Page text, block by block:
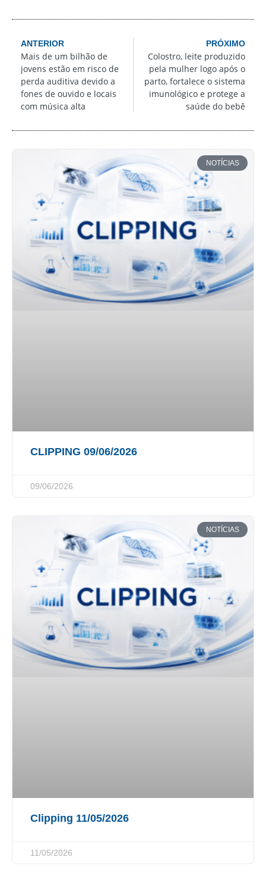
ANTERIOR
Mais de um bilhão de
jovens estão em risco de
perda auditiva devido a
fones de ouvido e locais
com música alta
PRÓXIMO
Colostro, leite produzido
pela mulher logo após o
parto, fortalece o sistema
imunológico e protege a
saúde do bebê
NOTÍCIAS
CLIPPING 09/06/2026
09/06/2026
NOTÍCIAS
Clipping 11/05/2026
11/05/2026